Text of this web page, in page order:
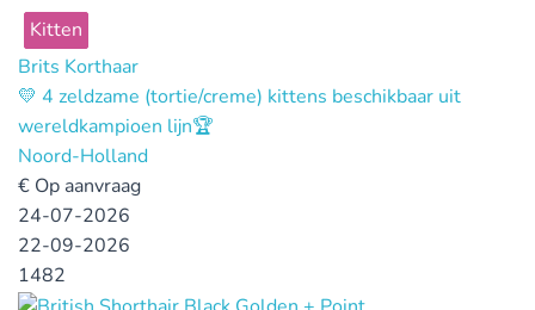
Kitten
Brits Korthaar
💛 4 zeldzame (tortie/creme) kittens beschikbaar uit
wereldkampioen lijn🏆
Noord-Holland
€ Op aanvraag
24-07-2026
22-09-2026
1482